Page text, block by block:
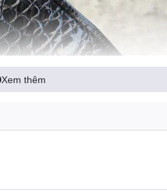
Xem thêm